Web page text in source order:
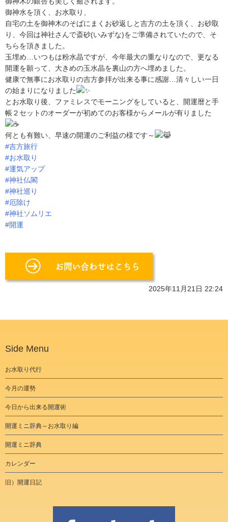
御神水を頂く、お水取り、
自宅の土を御神木のそばにまくお砂返しと吉方の土を頂く、お砂取
り、今回は神社さんで斎砂(いみずな)をご準備されていたので、そ
ちらを頂きました。
玉埋め…いつもは粉水晶ですが、今年最大の重なりなので、更なる
開運を願って、大きめの玉水晶を裏山の方へ埋めました。
健康で無事にお水取りの吉方参拝が出来る事に感謝…清々しい一日
の始まりになりました
とお水取り後、ファミレスでモーニングをしていると、開運暦と手
帳２セットのオーダーが初めてのお客様からメールが有りました
何とも有難い、早速の開運のご利益の様です～
#吉方旅行
#お水取り
#運気アップ
#神社仏閣
#神社巡り
#厄除け
#神社ソムリエ
#開運
2025年11月21日 22:24
Side Menu
お水取り代行
今月の運勢
今日から出来る開運術
開運ミニ辞典～お水取り編
開運ミニ辞典
カレンダー
旧）開運日記